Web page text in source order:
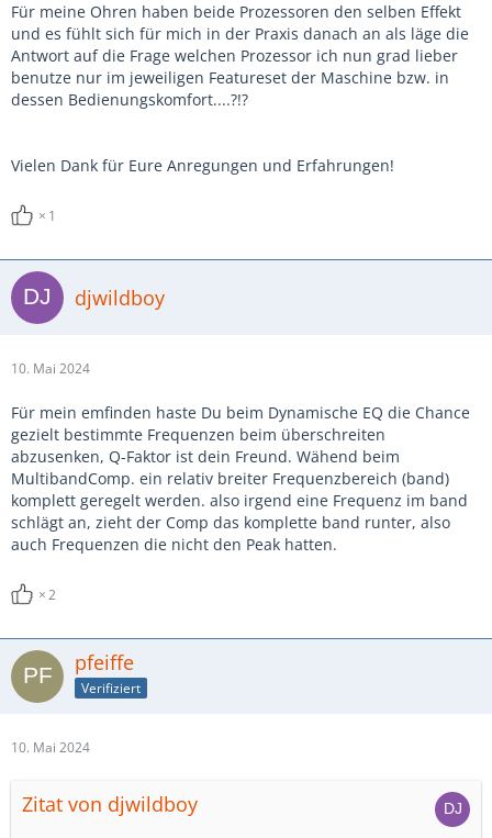
Für meine Ohren haben beide Prozessoren den selben Effekt
und es fühlt sich für mich in der Praxis danach an als läge die
Antwort auf die Frage welchen Prozessor ich nun grad lieber
benutze nur im jeweiligen Featureset der Maschine bzw. in
dessen Bedienungskomfort....?!?
Vielen Dank für Eure Anregungen und Erfahrungen!
1
djwildboy
10. Mai 2024
Für mein emfinden haste Du beim Dynamische EQ die Chance
gezielt bestimmte Frequenzen beim überschreiten
abzusenken, Q-Faktor ist dein Freund. Wähend beim
MultibandComp. ein relativ breiter Frequenzbereich (band)
komplett geregelt werden. also irgend eine Frequenz im band
schlägt an, zieht der Comp das komplette band runter, also
auch Frequenzen die nicht den Peak hatten.
2
pfeiffe
Verifiziert
10. Mai 2024
Zitat von djwildboy